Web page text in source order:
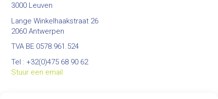
3000 Leuven
Lange Winkelhaakstraat 26
2060 Antwerpen
TVA BE 0578.961.524
Tel : +32(0)475 68 90 62
Stuur een email